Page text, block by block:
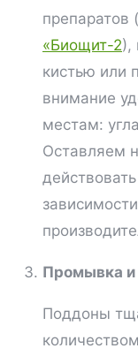
препаратов (
«Биощит-2),
кистью или
внимание
местам:
Оставляем
Промывка и
Поддоны